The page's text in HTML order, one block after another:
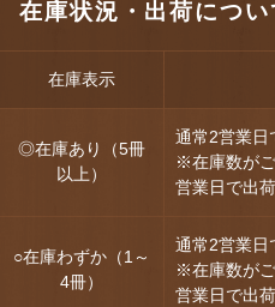
在庫状況・出荷につい
在庫表示
◎在庫あり（5冊
以上）
通常2営業日
※在庫数が
営業日で出荷
○在庫わずか（1～
4冊）
通常2営業日
※在庫数が
営業日で出荷